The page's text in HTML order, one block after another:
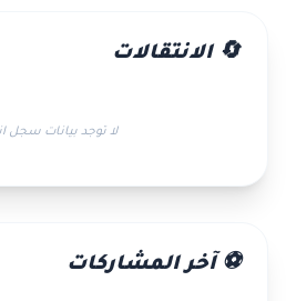
🔄 الانتقالات
لا توجد بيانات سجل
⚽ آخر المشاركات